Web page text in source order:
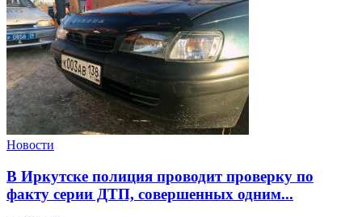
Новости
В Иркутске полиция проводит проверку по
факту серии ДТП, совершенных одним...